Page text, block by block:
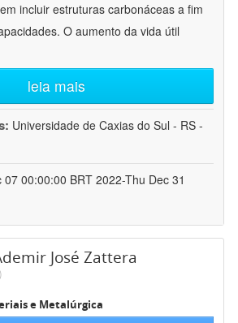
incluir estruturas carbonáceas a fim
O aumento da vida útil
leia mais
Universidade de Caxias do Sul - RS -
07 00:00:00 BRT 2022-Thu Dec 31
José Zattera
e Metalúrgica